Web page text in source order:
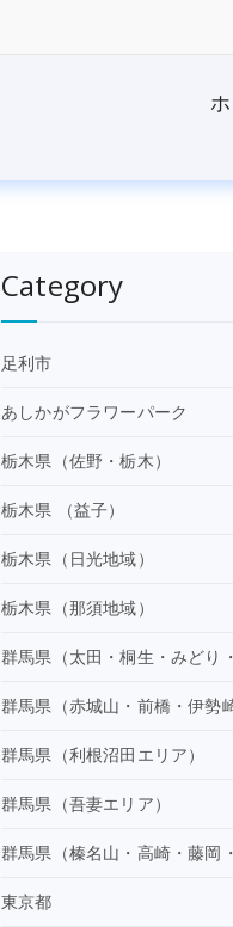
Category
足利市
あしかがフラワーパーク
栃木県（佐野・栃木）
栃木県 （益子）
栃木県（日光地域）
栃木県（那須地域）
群馬県（太田・桐生・みどり
群馬県（赤城山・前橋・伊勢
群馬県（利根沼田エリア）
群馬県（吾妻エリア）
群馬県（榛名山・高崎・藤岡
東京都